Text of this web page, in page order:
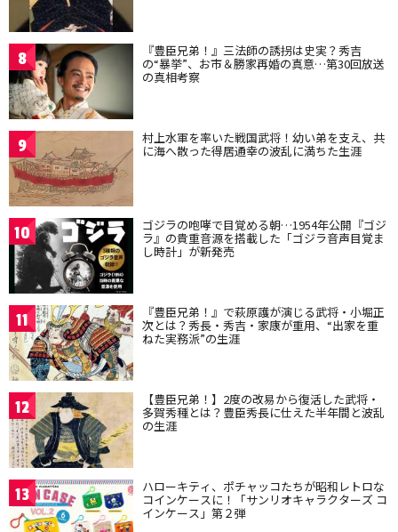
8 『豊臣兄弟！』三法師の誘拐は史実？秀吉
の“暴挙”、お市＆勝家再婚の真意…第30回放送
の真相考察
9 村上水軍を率いた戦国武将！幼い弟を支え、共
に海へ散った得居通幸の波乱に満ちた生涯
10 ゴジラの咆哮で目覚める朝…1954年公開『ゴジ
ラ』の貴重音源を搭載した「ゴジラ音声目覚ま
し時計」が新発売
11 『豊臣兄弟！』で萩原護が演じる武将・小堀正
次とは？秀長・秀吉・家康が重用、“出家を重
ねた実務派”の生涯
12 【豊臣兄弟！】2度の改易から復活した武将・
多賀秀種とは？豊臣秀長に仕えた半年間と波乱
の生涯
13 ハローキティ、ポチャッコたちが昭和レトロな
コインケースに！「サンリオキャラクターズ コ
インケース」第２弾